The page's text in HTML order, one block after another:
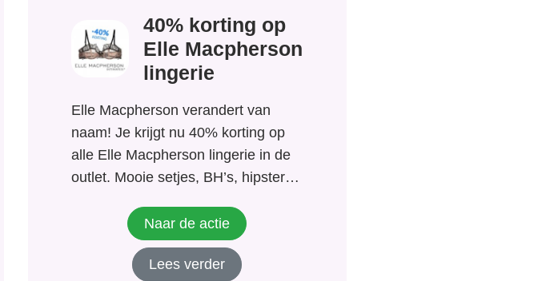
40% korting op
Elle Macpherson
lingerie
Elle Macpherson verandert van
naam! Je krijgt nu 40% korting op
alle Elle Macpherson lingerie in de
outlet. Mooie setjes, BH’s, hipsters,
mooi item Elle Macpherson Intimate
lingerie voor je bij zit. Dit leuke merk
biedt ook...
Naar de actie
Lees verder